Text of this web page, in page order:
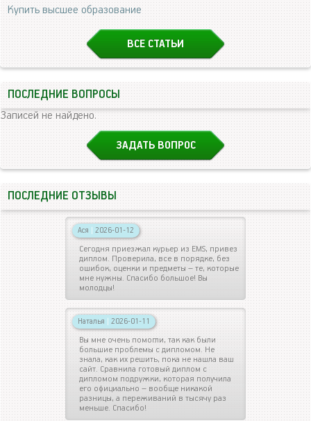
Купить высшее образование
ВСЕ СТАТЬИ
ПОСЛЕДНИЕ ВОПРОСЫ
Записей не найдено.
ЗАДАТЬ ВОПРОС
ПОСЛЕДНИЕ ОТЗЫВЫ
Ася | 2026-01-12
Сегодня приезжал курьер из EMS, привез
диплом. Проверила, все в порядке, без
ошибок, оценки и предметы – те, которые
мне нужны. Спасибо большое! Вы
молодцы!
Наталья | 2026-01-11
Вы мне очень помогли, так как были
большие проблемы с дипломом. Не
знала, как их решить, пока не нашла ваш
сайт. Сравнила готовый диплом с
дипломом подружки, которая получила
его официально – вообще никакой
разницы, а переживаний в тысячу раз
меньше. Спасибо!